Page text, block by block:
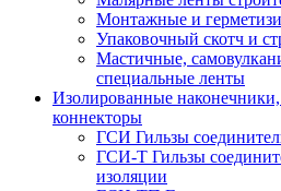
Монтажные и
Упаковочный скотч и
Мастичные,
специальные ленты
Изолированные
коннекторы
ГСИ Гильзы
ГСИ-Т Гильзы
изоляции